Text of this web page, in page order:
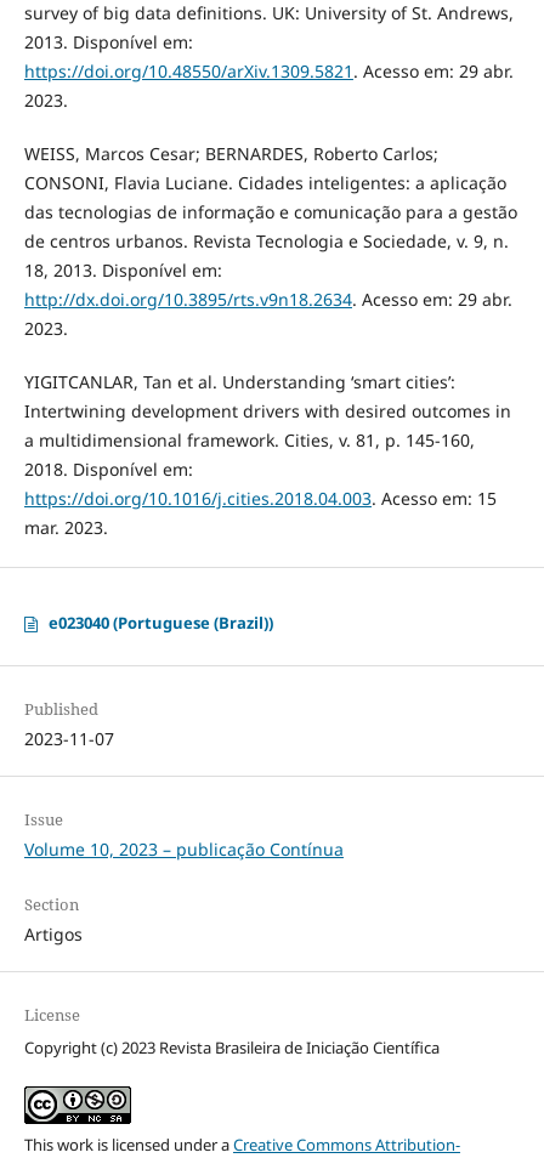
survey of big data definitions. UK: University of St. Andrews,
2013. Disponível em:
https://doi.org/10.48550/arXiv.1309.5821 . Acesso em: 29 abr.
2023.
WEISS, Marcos Cesar; BERNARDES, Roberto Carlos;
CONSONI, Flavia Luciane. Cidades inteligentes: a aplicação
das tecnologias de informação e comunicação para a gestão
de centros urbanos. Revista Tecnologia e Sociedade, v. 9, n.
18, 2013. Disponível em:
http://dx.doi.org/10.3895/rts.v9n18.2634. Acesso em: 29 abr.
2023.
YIGITCANLAR, Tan et al. Understanding ‘smart cities’:
Intertwining development drivers with desired outcomes in
a multidimensional framework. Cities, v. 81, p. 145-160,
2018. Disponível em:
https://doi.org/10.1016/j.cities.2018.04.003. Acesso em: 15
mar. 2023.
e023040 (Portuguese (Brazil))
Published
2023-11-07
Issue
Volume 10, 2023 – publicação Contínua
Section
Artigos
License
Copyright (c) 2023 Revista Brasileira de Iniciação Científica
This work is licensed under aCreative Commons Attribution-